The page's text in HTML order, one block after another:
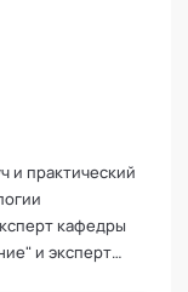
и практический
Ассоциации